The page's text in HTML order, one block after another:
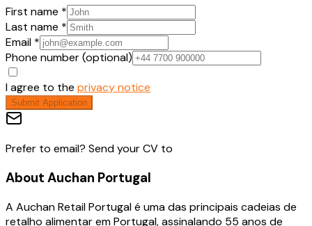
First name *
Last name *
Email *
Phone number (optional)
I agree to the privacy notice
Submit Application
Prefer to email? Send your CV to
About Auchan Portugal
A Auchan Retail Portugal é uma das principais cadeias de
retalho alimentar em Portugal, assinalando 55 anos de